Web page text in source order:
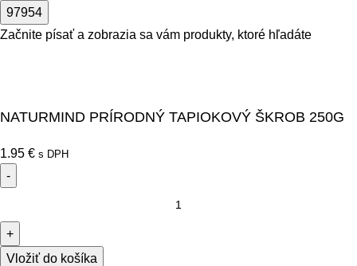
Začnite písať a zobrazia sa vám produkty, ktoré hľadáte
NATURMIND PRÍRODNÝ TAPIOKOVÝ ŠKROB 250G
1.95 € s DPH
Vložiť do košíka